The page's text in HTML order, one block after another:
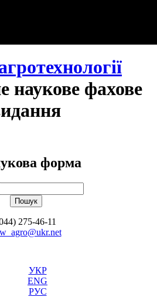
наукове фахове
форма
275-46-11
УКР
ENG
РУС